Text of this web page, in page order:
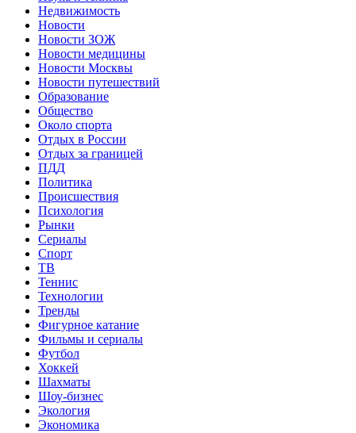
Недвижимость
Новости
Новости ЗОЖ
Новости медицины
Новости Москвы
Новости путешествий
Образование
Общество
Около спорта
Отдых в России
Отдых за границей
ПДД
Политика
Происшествия
Психология
Рынки
Сериалы
Спорт
ТВ
Теннис
Технологии
Тренды
Фигурное катание
Фильмы и сериалы
Футбол
Хоккей
Шахматы
Шоу-бизнес
Экология
Экономика